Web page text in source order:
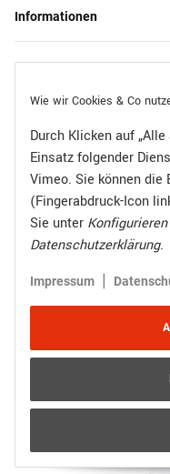
Wie wir Cookies & Co
Durch Klicken auf
Einsatz folgender
Vimeo. Sie können
(Fingerabdruck-Icon
Sie unter Konfigurieren
Datenschutzerklärung.
Impressum
Informationen
Gesetzliche Informationen
Bezahlen Sie bequem per:
Zugestellt durch:
* Alle Preise inkl. gesetzlicher
© R.Kuhn